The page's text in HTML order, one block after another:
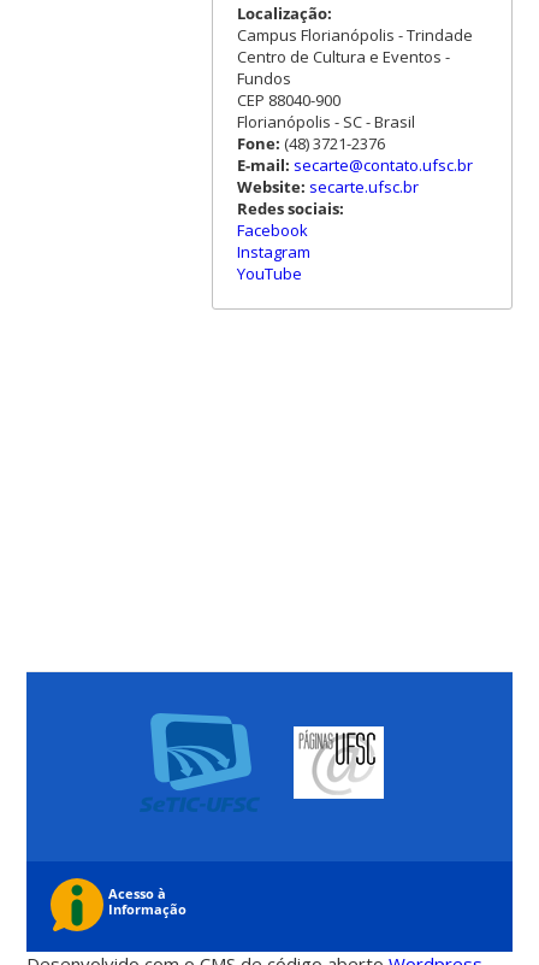
Localização:
Campus Florianópolis - Trindade
Centro de Cultura e Eventos -
Fundos
CEP 88040-900
Florianópolis - SC - Brasil
Fone: (48) 3721-2376
E-mail: secarte@contato.ufsc.br
Website: secarte.ufsc.br
Redes sociais:
Facebook
Instagram
YouTube